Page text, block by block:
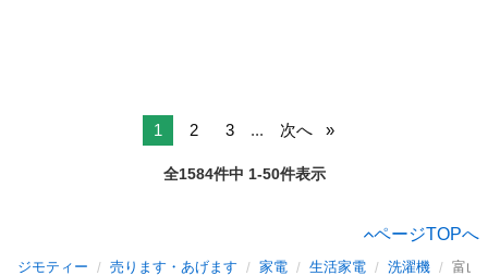
1 2 3 ... 次へ
全1584件中 1-50件表示
ページTOPへ
ジモティー 売ります・あげます 家電 生活家電 洗濯機 富山